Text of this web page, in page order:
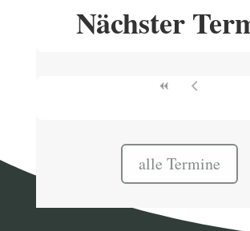
Nächster
alle Termine